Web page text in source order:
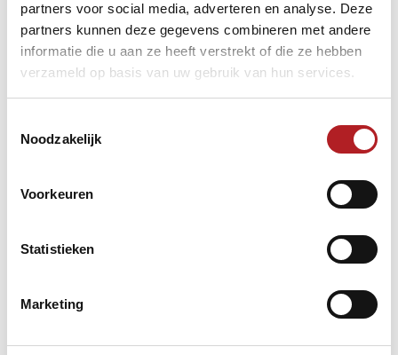
partners voor social media, adverteren en analyse. Deze
partners kunnen deze gegevens combineren met andere
informatie die u aan ze heeft verstrekt of die ze hebben
verzameld op basis van uw gebruik van hun services.
Noodzakelijk
Voorkeuren
Statistieken
Marketing
Enkele van de mooie woorden die er waren voor Jaap op
de ALV kwamen van Garmt Kolhorn, die Jaap's wijze van
met een grote vernieuwingsdrang. Piet Verschure van KVC
maakte de mooie vergelijking met de Schelde, waar Jaap
gebouwd, en voor deze schepen was tijdig bijsturen
cruciaal om ongelukken te voorkomen. Precis zoals Jaap
Jaap Labrujere, die zichtbaar geëmotioneerd was onder de
vele loftuitingen, zal worden opgevolgd door Piet Verhaar.